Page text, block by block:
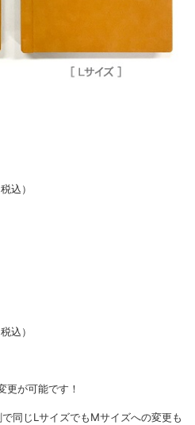
込）
込）
更が可能です！
同じLサイズでもMサイズへの変更も